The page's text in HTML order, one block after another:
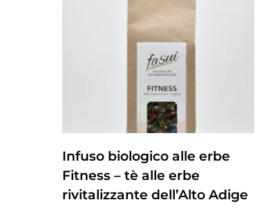
Infuso biologico alle erbe
Fitness – tè alle erbe
rivitalizzante dell’Alto Adige